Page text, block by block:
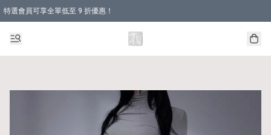
特選會員可享全單低至 9 折優惠！